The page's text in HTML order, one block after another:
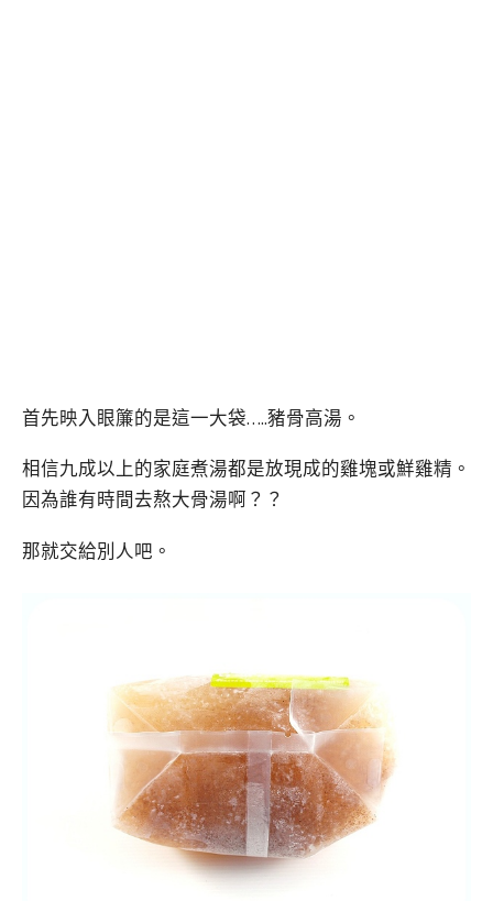
首先映入眼簾的是這一大袋…..豬骨高湯。
相信九成以上的家庭煮湯都是放現成的雞塊或鮮雞精。
因為誰有時間去熬大骨湯啊？？
那就交給別人吧。